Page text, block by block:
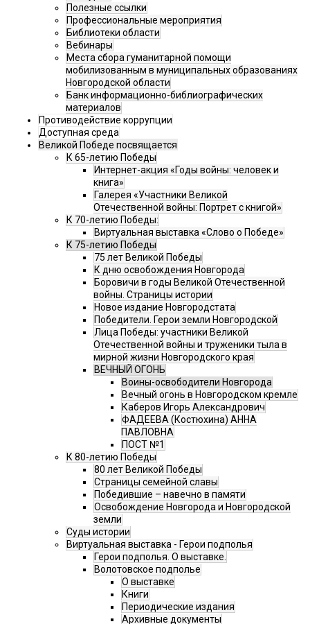
Полезные ссылки
Профессиональные мероприятия
Библиотеки области
Вебинары
Места сбора гуманитарной помощи
мобилизованным в муниципальных образованиях
Новгородской области
Банк информационно-библиографических
материалов
Противодействие коррупции
Доступная среда
Великой Победе посвящается
К 65-летию Победы
Интернет-акция «Годы войны: человек и
книга»
Галерея «Участники Великой
Отечественной войны: Портрет с книгой»
К 70-летию Победы:
Виртуальная выставка «Слово о Победе»
К 75-летию Победы
75 лет Великой Победы
К дню освобождения Новгорода
Боровичи в годы Великой Отечественной
войны. Страницы истории
Новое издание Новгородстата
Победители. Герои земли Новгородской
Лица Победы: участники Великой
Отечественной войны и труженики тыла в
мирной жизни Новгородского края
ВЕЧНЫЙ ОГОНЬ
Воины-освободители Новгорода
Вечный огонь в Новгородском кремле
Каберов Игорь Александрович
ФАДЕЕВА (Костюхина) АННА
ПАВЛОВНА
ПОСТ №1
К 80-летию Победы
80 лет Великой Победы
Страницы семейной славы
Победившие – навечно в памяти
Освобождение Новгорода и Новгородской
земли
Суды истории
Виртуальная выставка - Герои подполья
Герои подполья. О выставке.
Волотовское подполье
О выставке
Книги
Периодические издания
Архивные документы